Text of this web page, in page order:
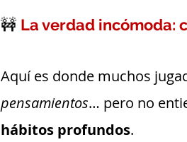
🚧 La verdad incómoda:
Aquí es donde muchos
pensamientos… pero no
hábitos profundos.